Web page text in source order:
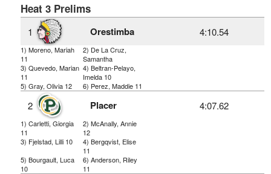
Heat 3 Prelims
1 Orestimba 4:10.54
1) Moreno, Mariah
11
2) De La Cruz,
Samantha
3) Quevedo, Marian
11
4) Beltran-Pelayo,
Imelda 10
5) Gray, Olivia 12
6) Perez, Maddie 11
2 Placer 4:07.62
1) Carletti, Giorgia
11
2) McAnally, Annie
12
3) Fjelstad, Lilli 10
4) Bergqvist, Elise
11
5) Bourgault, Luca
10
6) Anderson, Riley
11